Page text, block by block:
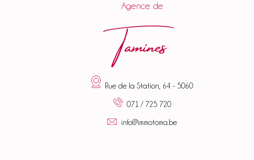
Agence de
Tamines
Rue de la Station, 64 - 5060
071 / 725 720
info@immotoma.be